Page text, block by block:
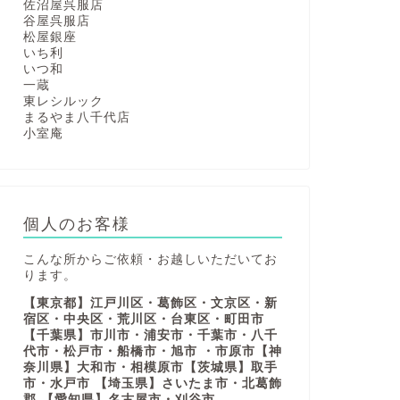
佐沼屋呉服店
谷屋呉服店
松屋銀座
いち利
いつ和
一蔵
東レシルック
まるやま八千代店
小室庵
個人のお客様
こんな所からご依頼・お越しいただいてお
ります。
【東京都】江戸川区・葛飾区・文京区・新
宿区・中央区・荒川区・台東区・町田市
【千葉県】市川市・浦安市・千葉市・八千
代市・松戸市・船橋市・旭市 ・市原市【神
奈川県】大和市・相模原市【茨城県】取手
市・水戸市 【埼玉県】さいたま市・北葛飾